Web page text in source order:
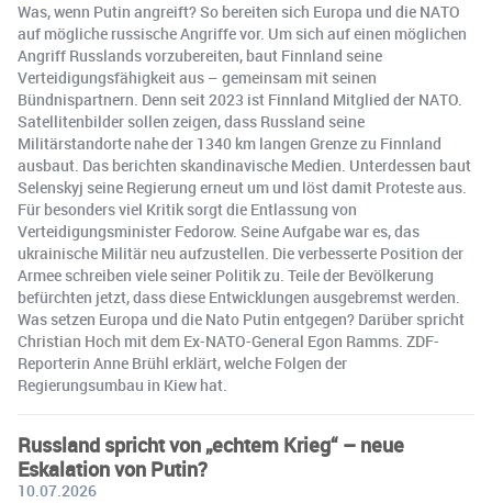
Was, wenn Putin angreift? So bereiten sich Europa und die NATO
auf mögliche russische Angriffe vor. Um sich auf einen möglichen
Angriff Russlands vorzubereiten, baut Finnland seine
Verteidigungsfähigkeit aus – gemeinsam mit seinen
Bündnispartnern. Denn seit 2023 ist Finnland Mitglied der NATO.
Satellitenbilder sollen zeigen, dass Russland seine
Militärstandorte nahe der 1340 km langen Grenze zu Finnland
ausbaut. Das berichten skandinavische Medien. Unterdessen baut
Selenskyj seine Regierung erneut um und löst damit Proteste aus.
Für besonders viel Kritik sorgt die Entlassung von
Verteidigungsminister Fedorow. Seine Aufgabe war es, das
ukrainische Militär neu aufzustellen. Die verbesserte Position der
Armee schreiben viele seiner Politik zu. Teile der Bevölkerung
befürchten jetzt, dass diese Entwicklungen ausgebremst werden.
Was setzen Europa und die Nato Putin entgegen? Darüber spricht
Christian Hoch mit dem Ex-NATO-General Egon Ramms. ZDF-
Reporterin Anne Brühl erklärt, welche Folgen der
Regierungsumbau in Kiew hat.
Russland spricht von „echtem Krieg“ – neue
Eskalation von Putin?
10.07.2026